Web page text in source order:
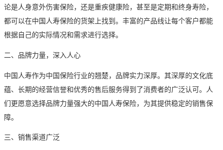
论是人身意外伤害保险，还是重疾健康险，甚至是定期和终身寿险，
都可以在中国人寿保险的货架上找到。丰富的产品线让每个客户都能
根据自己的实际情况和需求进行选择。
二、品牌力量，深入人心
中国人寿作为中国保险行业的翘楚，品牌实力深厚。其深厚的文化底
蕴、长期的经营信誉和优秀的售后服务得到了消费者的广泛认可。人
们更愿意选择品牌力量强大的中国人寿保险，为其提供稳定的销售保
障。
三、销售渠道广泛